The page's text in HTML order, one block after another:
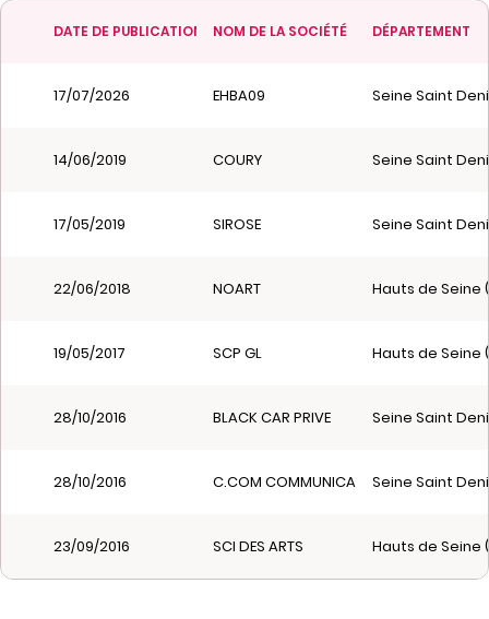
DATE DE PUBLICATION NOM DE LA SOCIÉTÉ DÉPARTEMENT
17/07/2026 EHBA09 Seine Saint
14/06/2019 COURY Seine Saint
17/05/2019 SIROSE Seine Saint
22/06/2018 NOART Hauts de Seine
19/05/2017 SCP GL Hauts de Seine
28/10/2016 BLACK CAR PRIVE Seine Saint
28/10/2016 C.COM COMMUNICATIONSeine Saint
23/09/2016 SCI DES ARTS Hauts de Seine